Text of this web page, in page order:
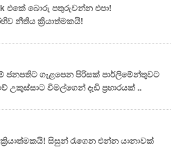
එකේ බොරු පතුරුවන්න එපා!
නීතිය ක්‍රියාත්මකයි!
ගැළපෙන පිරිසක් පාර්ලිමේන්තුවට
විමල්ගෙන් දැඩි ප්‍රහාරයක් ..
සිසුන් රැගෙන එන්න යානාවක්